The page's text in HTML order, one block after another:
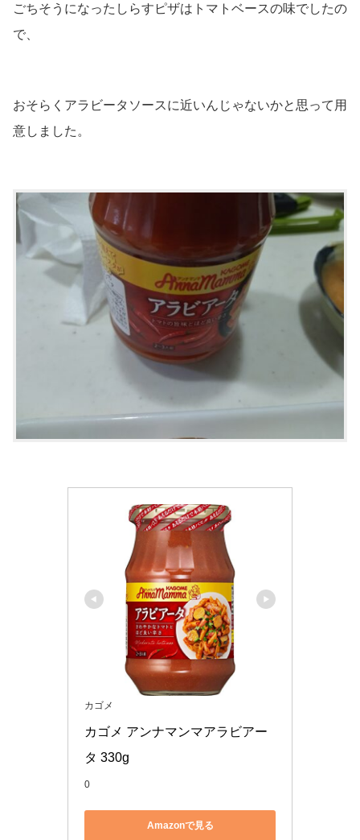
ごちそうになったしらすピザはトマトベースの味でしたの
で、
おそらくアラビータソースに近いんじゃないかと思って用
意しました。
カゴメ
カゴメ アンナマンマアラビアー
タ 330g
0
Amazonで見る